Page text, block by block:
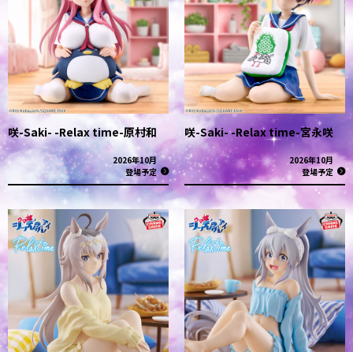
咲-Saki- -Relax time-原村和
2026年10月
登場予定
咲-Saki- -Relax time-宮永咲
2026年10月
登場予定